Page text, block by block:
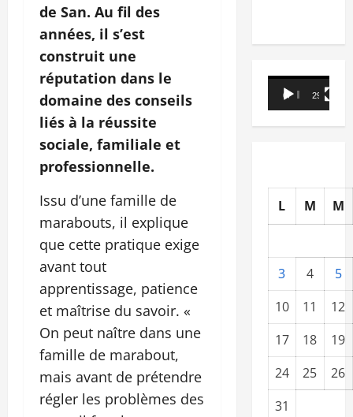
de San. Au fil des
années, il s’est
construit une
réputation dans le
domaine des conseils
liés à la réussite
sociale, familiale et
professionnelle.
Issu d’une famille de
marabouts, il explique
que cette pratique exige
avant tout
apprentissage, patience
et maîtrise du savoir. «
On peut naître dans une
famille de marabout,
mais avant de prétendre
régler les problèmes des
Lecteur
vidéo
00:00 29:21
L M M
3 4
5
10
11
12
17
18
19
24
25
26
31